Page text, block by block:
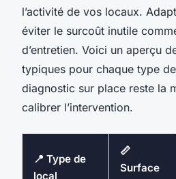
l’activité de vos locaux.
éviter le surcoût inutile
d’entretien. Voici un aperçu
typiques pour chaque type
diagnostic sur place reste la
calibrer l’intervention.
📍 Type de
local
📏
Surface